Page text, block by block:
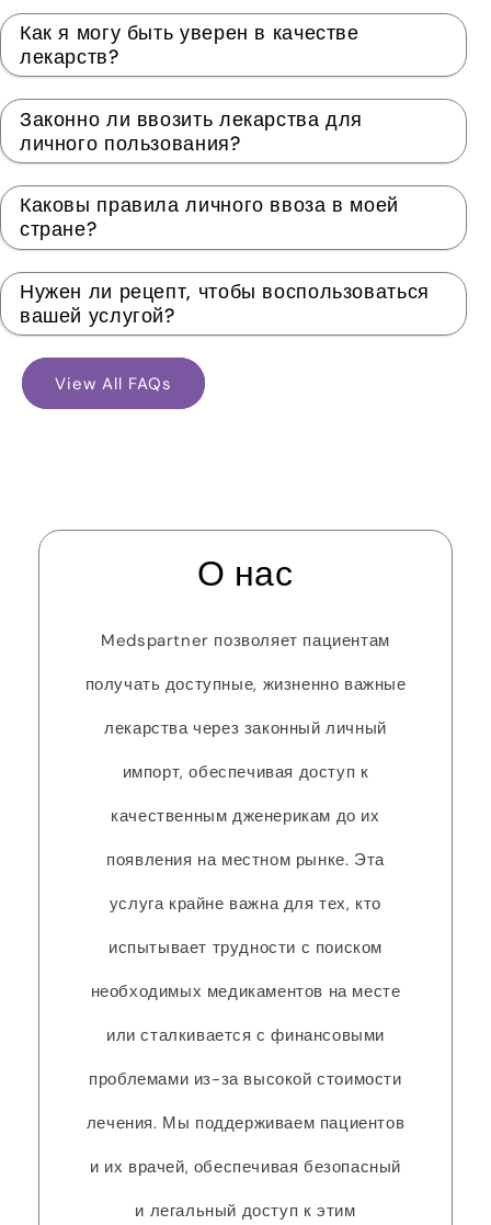
Как я могу быть уверен в качестве
лекарств?
Законно ли ввозить лекарства для
личного пользования?
Каковы правила личного ввоза в моей
стране?
Нужен ли рецепт, чтобы воспользоваться
вашей услугой?
View All FAQs
О нас
Medspartner позволяет пациентам
получать доступные, жизненно важные
лекарства через законный личный
импорт, обеспечивая доступ к
качественным дженерикам до их
появления на местном рынке. Эта
услуга крайне важна для тех, кто
испытывает трудности с поиском
необходимых медикаментов на месте
или сталкивается с финансовыми
проблемами из-за высокой стоимости
лечения. Мы поддерживаем пациентов
и их врачей, обеспечивая безопасный
и легальный доступ к этим